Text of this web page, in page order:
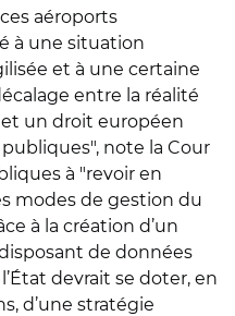
aéroports
à une situation
et à une certaine
entre la réalité
un droit européen
note la Cour
à "revoir en
modes de gestion du
à la création d’un
de données
devrait se doter, en
d’une stratégie